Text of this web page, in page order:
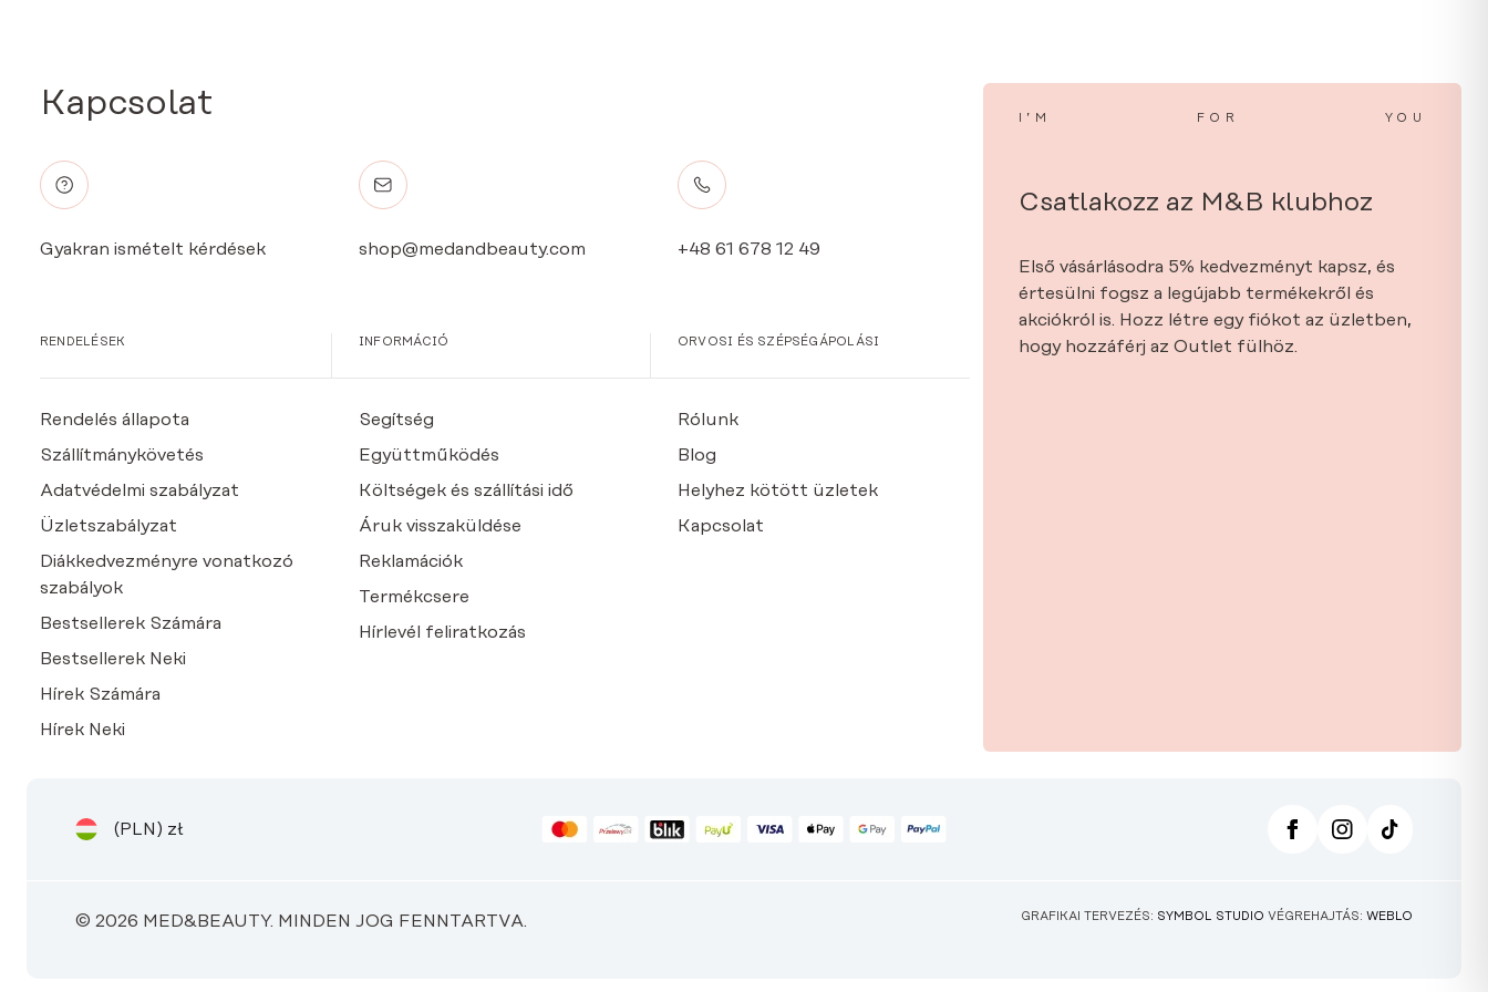
Kapcsolat
Gyakran ismételt kérdések shop@medandbeauty.com +48 61 678 12 49
RENDELÉSEK
Rendelés állapota
Szállítmánykövetés
Adatvédelmi szabályzat
Üzletszabályzat
Diákkedvezményre vonatkozó
szabályok
Bestsellerek Számára
Bestsellerek Neki
Hírek Számára
Hírek Neki
INFORMÁCIÓ
Segítség
Együttműködés
Költségek és szállítási idő
Áruk visszaküldése
Reklamációk
Termékcsere
Hírlevél feliratkozás
ORVOSI ÉS SZÉPSÉGÁPOLÁSI
Rólunk
Blog
Helyhez kötött üzletek
Kapcsolat
I’M FOR YOU
Csatlakozz az M&B klubhoz
Első vásárlásodra 5% kedvezményt kapsz, és
értesülni fogsz a legújabb termékekről és
akciókról is. Hozz létre egy fiókot az üzletben,
hogy hozzáférj az Outlet fülhöz.
(PLN) zł
© 2026 MED&BEAUTY. MINDEN JOG FENNTARTVA. GRAFIKAI TERVEZÉS: SYMBOL STUDIO VÉGREHAJTÁS: WEBLO